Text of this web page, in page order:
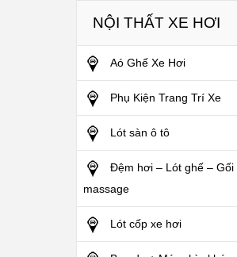
NỘI THẤT XE HƠI
Aó Ghế Xe Hơi
Phụ Kiện Trang Trí Xe
Lót sàn ô tô
Đệm hơi – Lót ghế – Gối
massage
Lót cốp xe hơi